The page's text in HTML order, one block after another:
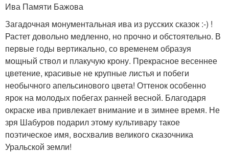
Ива Памяти Бажова
Загадочная монументальная ива из русских сказок :-) !
Растет довольно медленно, но прочно и обстоятельно. В
первые годы вертикально, со временем образуя
мощный ствол и плакучую крону. Прекрасное весеннее
цветение, красивые не крупные листья и побеги
необычного апельсинового цвета! Оттенок особенно
ярок на молодых побегах ранней весной. Благодаря
окраске ива привлекает внимание и в зимнее время. Не
зря Шабуров подарил этому культивару такое
поэтическое имя, восхвалив великого сказочника
Уральской земли!